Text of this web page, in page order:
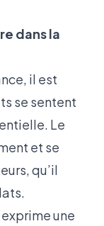
dans la
il est
se sentent
Le
et se
qu’il
une